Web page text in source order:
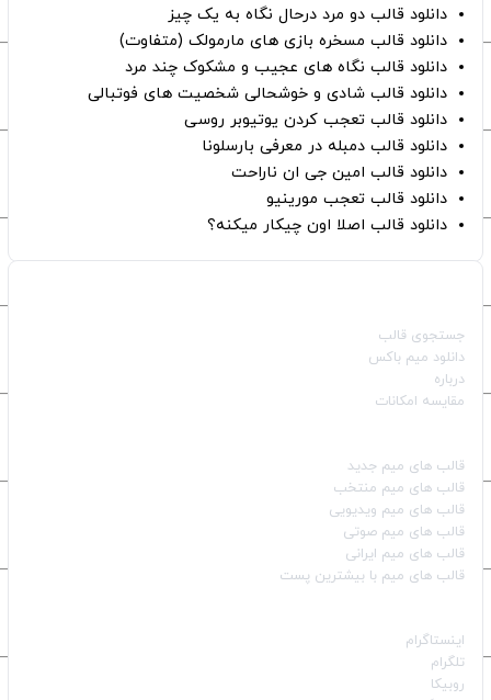
دانلود قالب دو مرد درحال نگاه به یک چیز
دانلود قالب مسخره بازی های مارمولک (متفاوت)
دانلود قالب نگاه های عجیب و مشکوک چند مرد
دانلود قالب شادی و خوشحالی شخصیت های فوتبالی
دانلود قالب تعجب کردن یوتیوبر روسی
دانلود قالب دمبله در معرفی بارسلونا
دانلود قالب امین جی ان ناراحت
دانلود قالب تعجب مورینیو
دانلود قالب اصلا اون چیکار میکنه؟
جستجوی قالب
دانلود میم باکس
درباره
مقایسه امکانات
قالب‌ های میم جدید
قالب‌ های میم منتخب
قالب‌ های میم ویدیویی
قالب‌ های میم صوتی
قالب‌ های میم ایرانی
قالب‌ های میم با بیشترین پست
اینستاگرام
تلگرام
روبیکا